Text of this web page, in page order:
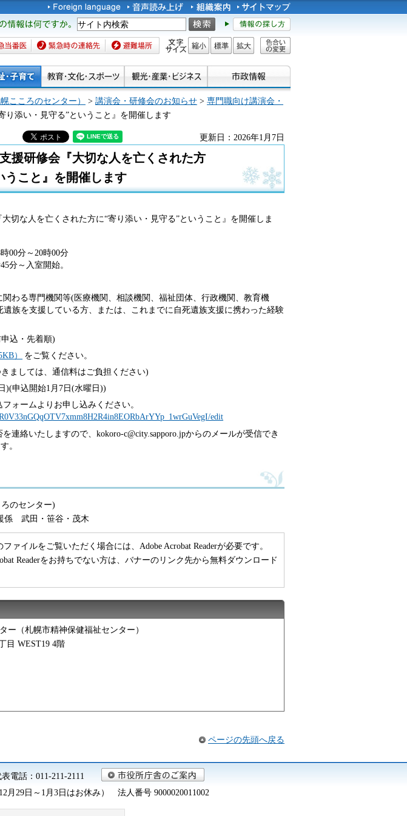
情報は何です
医 緊急時の連絡先 避難場所 文字サイズ
縮小 標準 拡大
色合い
こころのセンター） > 講演会・研修会のお知らせ > 専門職向け講演会・
り添い・見守る”ということ』を開催します
更新日：2026年1月7日
援研修会『大切な人を亡くされた方
うこと』を開催します
切な人を亡くされた方に“寄り添い・見守る”ということ』を開催しま
00分～20時00分
分～入室開始。
わる専門機関等(医療機関、相談機関、福祉団体、行政機関、教育機
族を支援している方、または、これまでに自死遺族支援に携わった経験
込・先着順)
）
をご覧ください。
ましては、通信料はご負担ください)
)(申込開始1月7日(水曜日))
ォームよりお申し込みください。
edit
連絡いたしますので、kokoro-c@city.sapporo.jpからのメールが受信でき
。
のセンター)
係 武田・笹谷・茂木
ファイルをご覧いただく場合には、Adobe Acrobat Readerが必要です。
Readerをお持ちでない方は、バナーのリンク先から無料ダウンロード
ー（札幌市精神保健福祉センター）
目 WEST19 4階
ページの先頭へ戻る
電話：011-211-2111
月29日～1月3日はお休み） 法人番号 9000020011002